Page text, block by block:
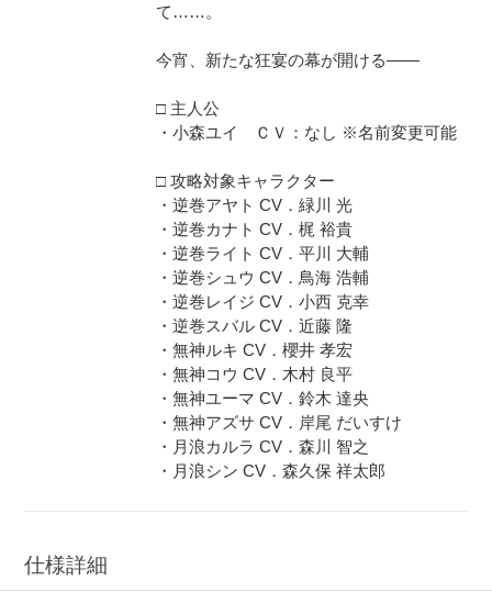
て……。
今宵、新たな狂宴の幕が開ける――
□ 主人公
・小森ユイ ＣＶ：なし ※名前変更可能
□ 攻略対象キャラクター
・逆巻アヤト CV．緑川 光
・逆巻カナト CV．梶 裕貴
・逆巻ライト CV．平川 大輔
・逆巻シュウ CV．鳥海 浩輔
・逆巻レイジ CV．小西 克幸
・逆巻スバル CV．近藤 隆
・無神ルキ CV．櫻井 孝宏
・無神コウ CV．木村 良平
・無神ユーマ CV．鈴木 達央
・無神アズサ CV．岸尾 だいすけ
・月浪カルラ CV．森川 智之
・月浪シン CV．森久保 祥太郎
仕様詳細